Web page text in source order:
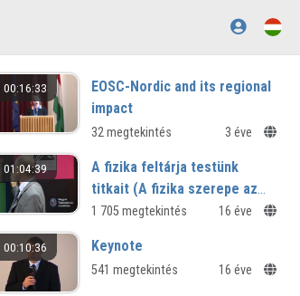
00:16:33
EOSC-Nordic and its regional
impact
32 megtekintés 3 éve
01:04:39
A fizika feltárja testünk
titkait (A fizika szerepe az
orvosi diagnosztikában)
1 705 megtekintés 16 éve
00:10:36 Keynote
541 megtekintés 16 éve